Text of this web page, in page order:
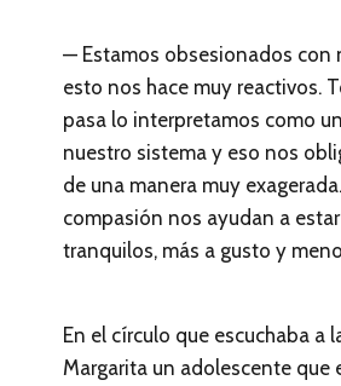
— Estamos obsesionados con
esto nos hace muy reactivos.
pasa lo interpretamos como
nuestro sistema y eso nos
de una manera muy
compasión nos ayudan a
tranquilos, más a gusto y
En el círculo que escuchaba a
Margarita un adolescente que